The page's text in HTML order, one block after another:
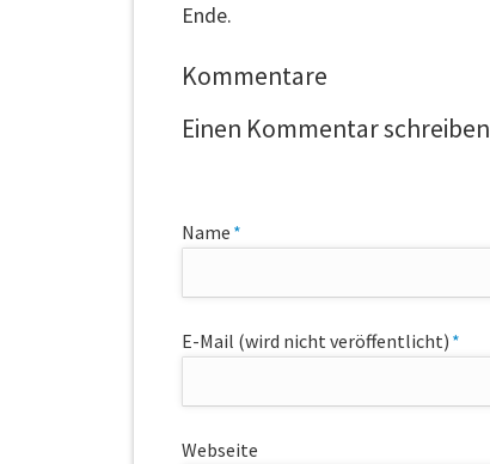
Ende.
Kommentare
Einen Kommentar schreiben
Pflichtfeld
Name *
Pflichtfeld
E-Mail (wird nicht veröffentlicht) *
Webseite